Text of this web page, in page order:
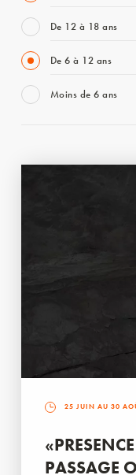
De 12 à 18 ans
De 6 à 12 ans
Moins de 6 ans
25 JUIN AU 30
PASSAGE